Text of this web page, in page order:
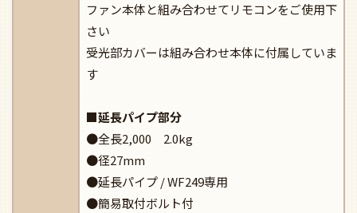
ファン本体と組み合わせてリモコンをご使用下
さい
受光部カバーは組み合わせ本体に付属していま
す
■延長パイプ部分
●全長2,000 2.0kg
●径27mm
●延長パイプ / WF249専用
●簡易取付ボルト付